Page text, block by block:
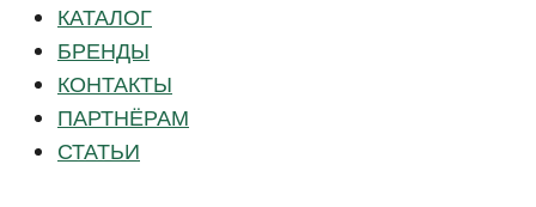
КАТАЛОГ
БРЕНДЫ
КОНТАКТЫ
ПАРТНЁРАМ
СТАТЬИ